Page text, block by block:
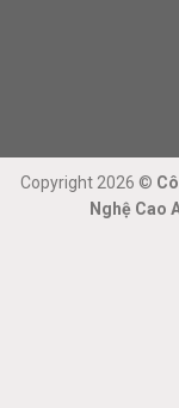
Copyright 2026 ©
Nghệ Cao